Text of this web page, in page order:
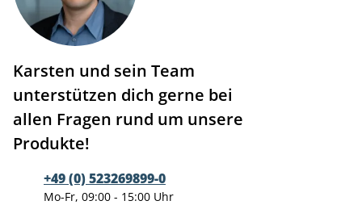
Karsten und sein Team
unterstützen dich gerne bei
allen Fragen rund um unsere
Produkte!
+49 (0) 523269899-0
Mo-Fr, 09:00 - 15:00 Uhr